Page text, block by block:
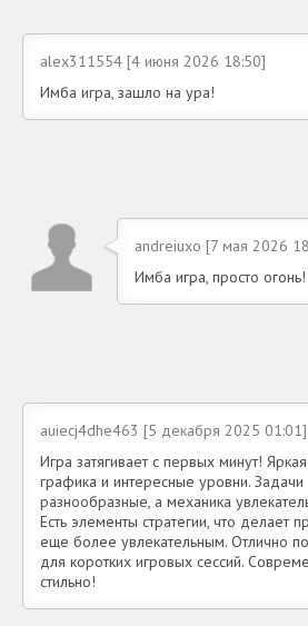
alex311554 [4 июня 2026 18:50]
Имба игра, зашло на ура!
andreiuxo [7 мая 2026
Имба игра, просто огонь!
auiecj4dhe463 [5 декабря 2025 01:01]
Игра затягивает с первых минут! Яркая
графика и интересные уровни. Задачи
разнообразные, а механика
Есть элементы стратегии, что делает
еще более увлекательным. Отлично
для коротких игровых сессий.
стильно!